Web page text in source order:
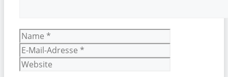
Name
E-
Mail-
Adresse
Website